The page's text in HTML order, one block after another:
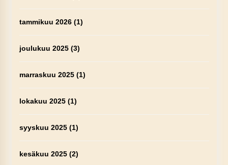
tammikuu 2026(1)
joulukuu 2025(3)
marraskuu 2025(1)
lokakuu 2025(1)
syyskuu 2025(1)
kesäkuu 2025(2)